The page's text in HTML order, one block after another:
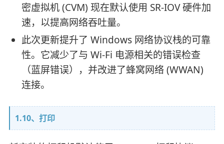
密虚拟机 (CVM) 现在默认使用 SR-IOV 硬件加
速，以提高网络吞吐量。
此次更新提升了 Windows 网络协议栈的可靠
性。它减少了与 Wi-Fi 电源相关的错误检查
（蓝屏错误），并改进了蜂窝网络 (WWAN)
连接。
1.10、打印